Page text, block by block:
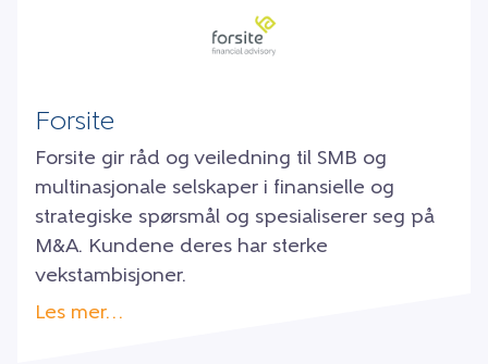
Forsite
Forsite gir råd og veiledning til SMB og
multinasjonale selskaper i finansielle og
strategiske spørsmål og spesialiserer seg på
M&A. Kundene deres har sterke
vekstambisjoner.
Les mer…